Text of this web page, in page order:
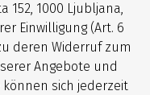
152, 1000 Ljubljana,
Einwilligung (Art. 6
deren Widerruf zum
Angebote und
können sich jederzeit